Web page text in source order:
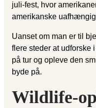
juli-fest, hvor
amerikanske
Uanset om man er til
flere steder at udforske
på tur og opleve den
byde på.
Wildlife-